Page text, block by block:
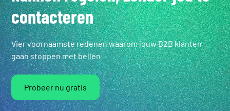
contacteren
Vier voornaamste redenen waarom jouw B2B klanten
gaan stoppen met bellen
Probeer nu gratis